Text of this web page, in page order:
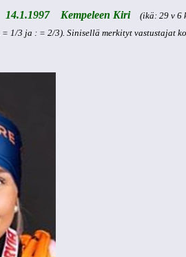
14.1.1997 Kempeleen Kiri
(ikä: 29 v 6
1/3 ja : = 2/3). Sinisellä merkityt vastustajat